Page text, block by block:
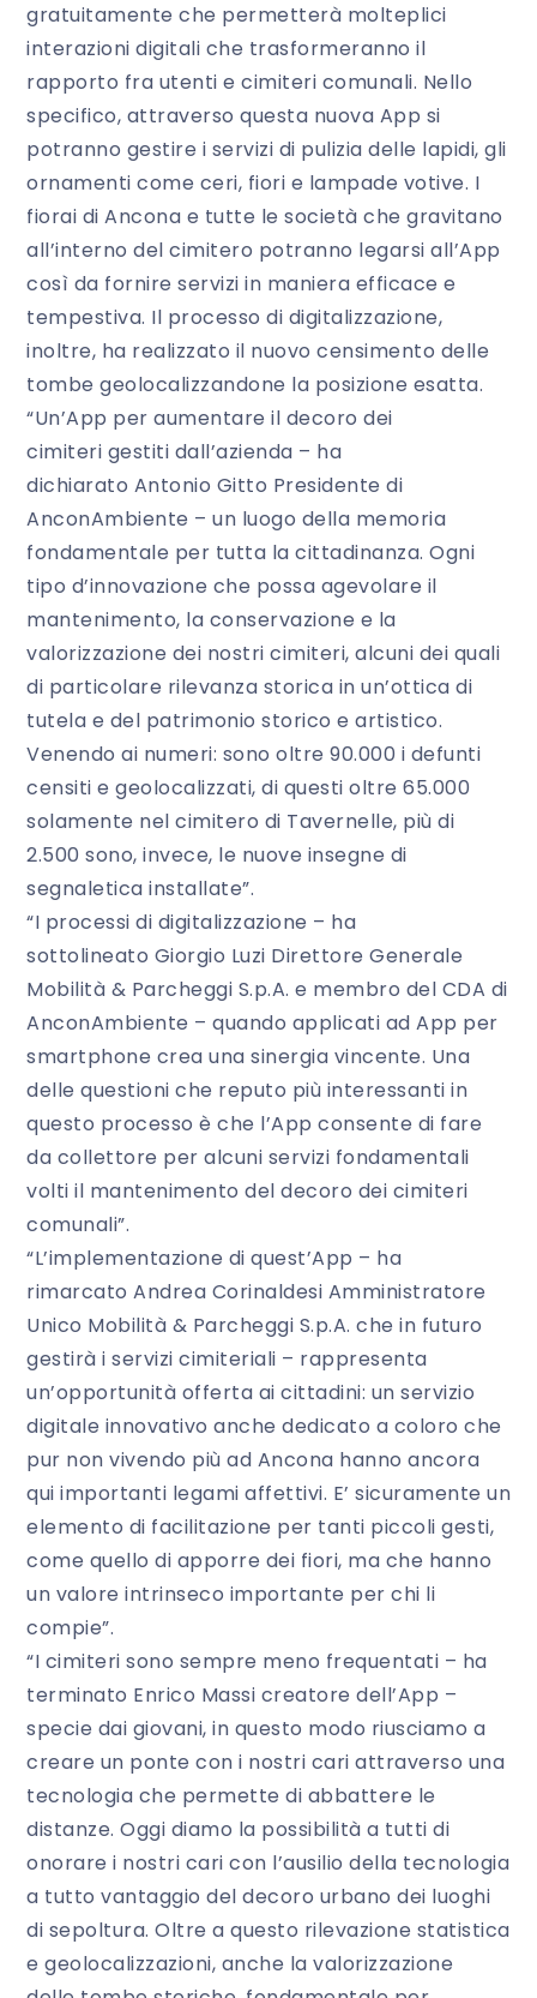
gratuitamente che permetterà molteplici
interazioni digitali che trasformeranno il
rapporto fra utenti e cimiteri comunali. Nello
specifico, attraverso questa nuova App si
potranno gestire i servizi di pulizia delle lapidi, gli
ornamenti come ceri, fiori e lampade votive. I
fiorai di Ancona e tutte le società che gravitano
all’interno del cimitero potranno legarsi all’App
così da fornire servizi in maniera efficace e
tempestiva. Il processo di digitalizzazione,
inoltre, ha realizzato il nuovo censimento delle
tombe geolocalizzandone la posizione esatta.
“Un’App per aumentare il decoro dei
cimiteri gestiti dall’azienda – ha
dichiarato Antonio Gitto Presidente di
AnconAmbiente – un luogo della memoria
fondamentale per tutta la cittadinanza. Ogni
tipo d’innovazione che possa agevolare il
mantenimento, la conservazione e la
valorizzazione dei nostri cimiteri, alcuni dei quali
di particolare rilevanza storica in un’ottica di
tutela e del patrimonio storico e artistico.
Venendo ai numeri: sono oltre 90.000 i defunti
censiti e geolocalizzati, di questi oltre 65.000
solamente nel cimitero di Tavernelle, più di
2.500 sono, invece, le nuove insegne di
segnaletica installate”.
“I processi di digitalizzazione – ha
sottolineato Giorgio Luzi Direttore Generale
Mobilità & Parcheggi S.p.A. e membro del CDA di
AnconAmbiente – quando applicati ad App per
smartphone crea una sinergia vincente. Una
delle questioni che reputo più interessanti in
questo processo è che l’App consente di fare
da collettore per alcuni servizi fondamentali
volti il mantenimento del decoro dei cimiteri
comunali”.
“L’implementazione di quest’App – ha
rimarcato Andrea Corinaldesi Amministratore
Unico Mobilità & Parcheggi S.p.A. che in futuro
gestirà i servizi cimiteriali – rappresenta
un’opportunità offerta ai cittadini: un servizio
digitale innovativo anche dedicato a coloro che
pur non vivendo più ad Ancona hanno ancora
qui importanti legami affettivi. E’ sicuramente un
elemento di facilitazione per tanti piccoli gesti,
come quello di apporre dei fiori, ma che hanno
un valore intrinseco importante per chi li
compie”.
“I cimiteri sono sempre meno frequentati – ha
terminato Enrico Massi creatore dell’App –
specie dai giovani, in questo modo riusciamo a
creare un ponte con i nostri cari attraverso una
tecnologia che permette di abbattere le
distanze. Oggi diamo la possibilità a tutti di
onorare i nostri cari con l’ausilio della tecnologia
a tutto vantaggio del decoro urbano dei luoghi
di sepoltura. Oltre a questo rilevazione statistica
e geolocalizzazioni, anche la valorizzazione